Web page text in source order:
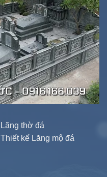
Lăng thờ đá
Thiết kế Lăng mộ đá